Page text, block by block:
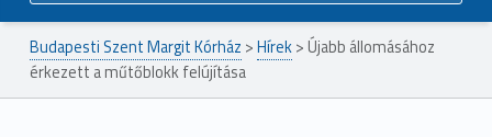
Budapesti Szent Margit Kórház >Hírek> Újabb állomásához
érkezett a műtőblokk felújítása